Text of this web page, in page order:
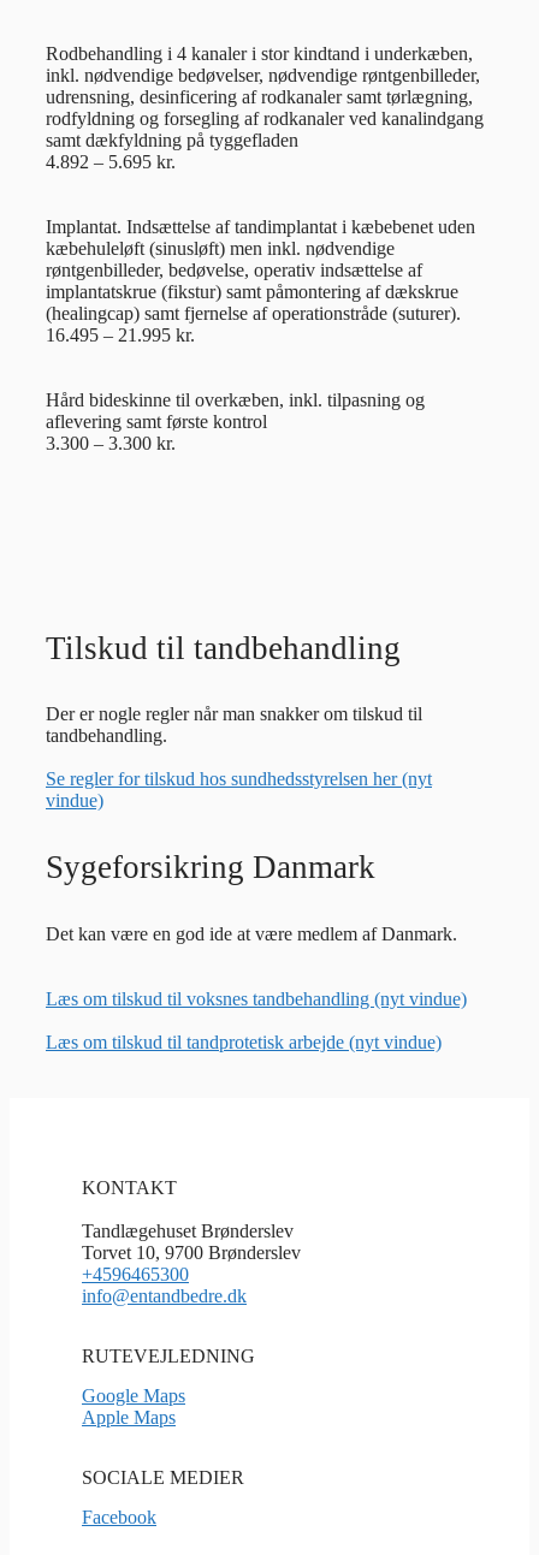
Rodbehandling i 4 kanaler i stor kindtand i underkæben,
inkl. nødvendige bedøvelser, nødvendige røntgenbilleder,
udrensning, desinficering af rodkanaler samt tørlægning,
rodfyldning og forsegling af rodkanaler ved kanalindgang
samt dækfyldning på tyggefladen
4.892 – 5.695 kr.
Implantat. Indsættelse af tandimplantat i kæbebenet uden
kæbehuleløft (sinusløft) men inkl. nødvendige
røntgenbilleder, bedøvelse, operativ indsættelse af
implantatskrue (fikstur) samt påmontering af dækskrue
(healingcap) samt fjernelse af operationstråde (suturer).
16.495 – 21.995 kr.
Hård bideskinne til overkæben, inkl. tilpasning og
aflevering samt første kontrol
3.300 – 3.300 kr.
Tilskud til tandbehandling
Der er nogle regler når man snakker om tilskud til
tandbehandling.
Se regler for tilskud hos sundhedsstyrelsen her (nyt
vindue)
Sygeforsikring Danmark
Det kan være en god ide at være medlem af Danmark.
Læs om tilskud til voksnes tandbehandling (nyt vindue)
Læs om tilskud til tandprotetisk arbejde (nyt vindue)
KONTAKT
Tandlægehuset Brønderslev
Torvet 10, 9700 Brønderslev
+4596465300
info@entandbedre.dk
RUTEVEJLEDNING
Google Maps
Apple Maps
SOCIALE MEDIER
Facebook